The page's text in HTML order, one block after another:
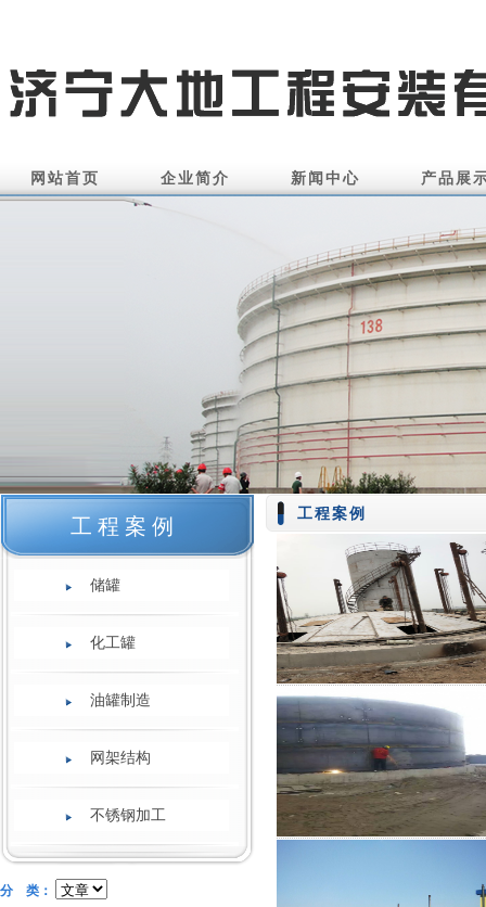
网站首页 企业简介 新闻中心 产品展
工程案例
储罐
化工罐
油罐制造
网架结构
不锈钢加工
分 类：
工程案例